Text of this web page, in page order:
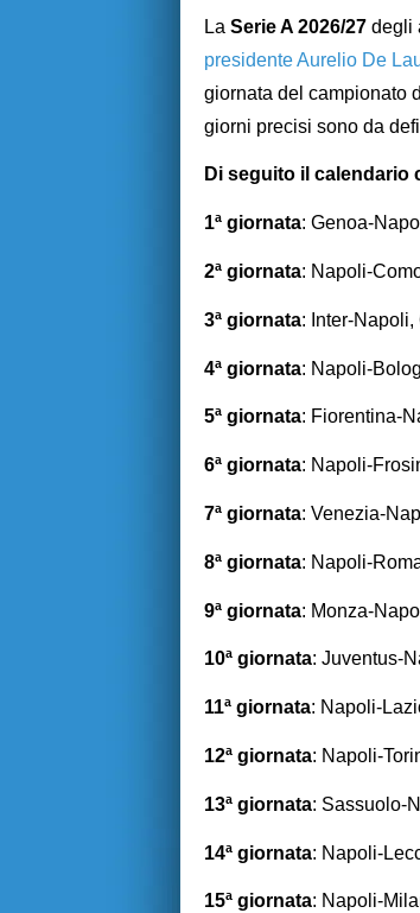
La Serie A 2026/27 degli
presidente Aurelio De
giornata del campionato
giorni precisi sono da
Di seguito il calendario
1ª giornata: Genoa-
2ª giornata: Napoli-
3ª giornata: Inter-
4ª giornata: Napoli-
5ª giornata: Fiorentina-
6ª giornata: Napoli-
7ª giornata: Venezia-
8ª giornata: Napoli-
9ª giornata: Monza-
10ª giornata: Juventus-
11ª giornata: Napoli-
12ª giornata: Napoli-
13ª giornata: Sassuolo-
14ª giornata: Napoli-
15ª giornata: Napoli-